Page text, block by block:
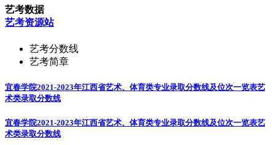
艺考数据
艺考资源站
艺考分数线
艺考简章
宜春学院2021-2023年江西省艺术、体育类专业录取分数线及位次一览表艺
术类录取分数线
宜春学院2021-2023年江西省艺术、体育类专业录取分数线及位次一览表艺
术类录取分数线